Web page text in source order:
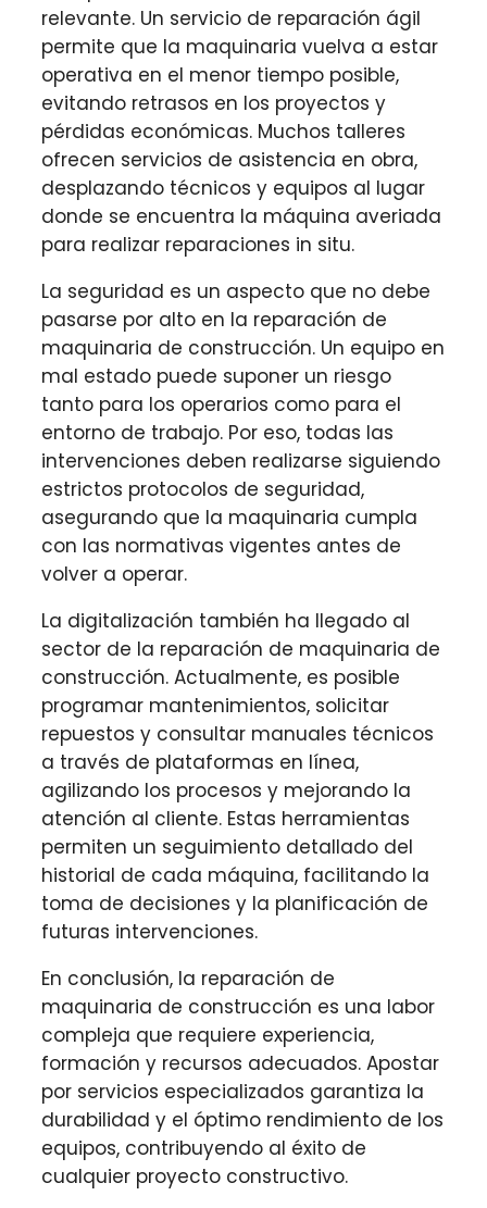
relevante. Un servicio de reparación ágil
permite que la maquinaria vuelva a estar
operativa en el menor tiempo posible,
evitando retrasos en los proyectos y
pérdidas económicas. Muchos talleres
ofrecen servicios de asistencia en obra,
desplazando técnicos y equipos al lugar
donde se encuentra la máquina averiada
para realizar reparaciones in situ.
La seguridad es un aspecto que no debe
pasarse por alto en la reparación de
maquinaria de construcción. Un equipo en
mal estado puede suponer un riesgo
tanto para los operarios como para el
entorno de trabajo. Por eso, todas las
intervenciones deben realizarse siguiendo
estrictos protocolos de seguridad,
asegurando que la maquinaria cumpla
con las normativas vigentes antes de
volver a operar.
La digitalización también ha llegado al
sector de la reparación de maquinaria de
construcción. Actualmente, es posible
programar mantenimientos, solicitar
repuestos y consultar manuales técnicos
a través de plataformas en línea,
agilizando los procesos y mejorando la
atención al cliente. Estas herramientas
permiten un seguimiento detallado del
historial de cada máquina, facilitando la
toma de decisiones y la planificación de
futuras intervenciones.
En conclusión, la reparación de
maquinaria de construcción es una labor
compleja que requiere experiencia,
formación y recursos adecuados. Apostar
por servicios especializados garantiza la
durabilidad y el óptimo rendimiento de los
equipos, contribuyendo al éxito de
cualquier proyecto constructivo.